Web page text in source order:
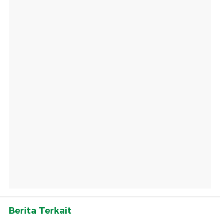
Berita Terkait